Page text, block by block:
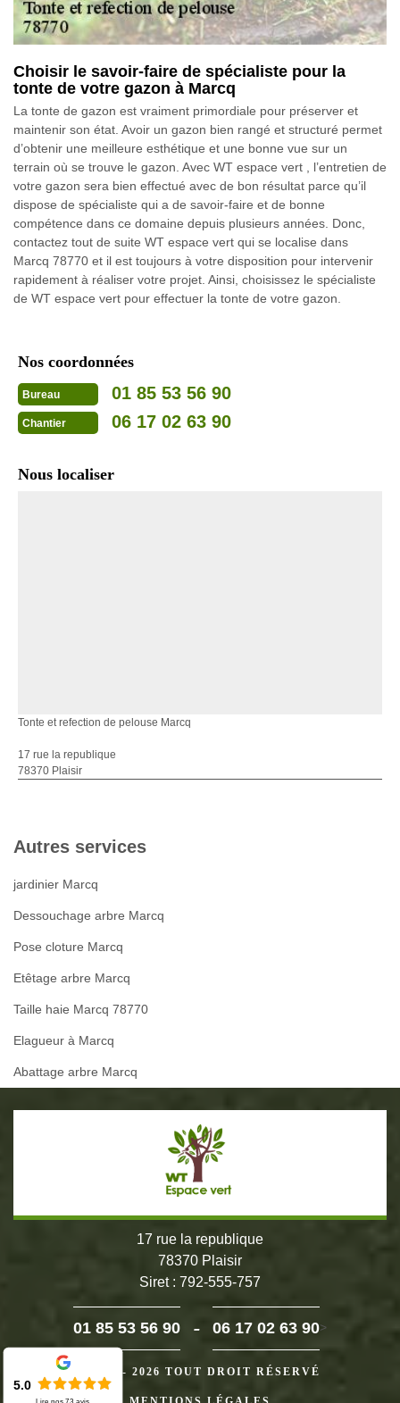
Choisir le savoir-faire de spécialiste pour la
tonte de votre gazon à Marcq
La tonte de gazon est vraiment primordiale pour préserver et
maintenir son état. Avoir un gazon bien rangé et structuré permet
d’obtenir une meilleure esthétique et une bonne vue sur un
terrain où se trouve le gazon. Avec WT espace vert , l’entretien de
votre gazon sera bien effectué avec de bon résultat parce qu’il
dispose de spécialiste qui a de savoir-faire et de bonne
compétence dans ce domaine depuis plusieurs années. Donc,
contactez tout de suite WT espace vert qui se localise dans
Marcq 78770 et il est toujours à votre disposition pour intervenir
rapidement à réaliser votre projet. Ainsi, choisissez le spécialiste
de WT espace vert pour effectuer la tonte de votre gazon.
Nos coordonnées
Bureau 01 85 53 56 90
Chantier 06 17 02 63 90
Nous localiser
Tonte et refection de pelouse Marcq
17 rue la republique
78370 Plaisir
Autres services
jardinier Marcq
Dessouchage arbre Marcq
Pose cloture Marcq
Etêtage arbre Marcq
Taille haie Marcq 78770
Elagueur à Marcq
Abattage arbre Marcq
17 rue la republique
78370 Plaisir
Siret : 792-555-757
01 85 53 56 90 - 06 17 02 63 90>
©2024 - 2026 TOUT DROIT RÉSERVÉ
5.0
Lire nos73 avis